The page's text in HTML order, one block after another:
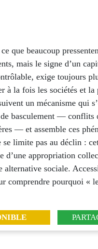
que beaucoup
mais le signe d’un
exige toujours
à la fois les sociétés et la
un mécanisme qui
basculement — conflits
— et assemble ces
se limite pas au déclin :
d’une appropriation
alternative sociale.
comprendre pourquoi «